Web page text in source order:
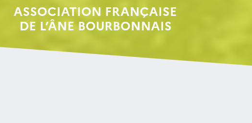
ASSOCIATION FRANÇAISE
DE L’ÂNE BOURBONNAIS